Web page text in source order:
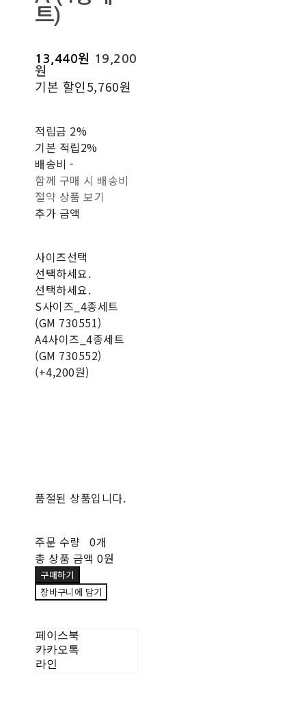
트)
13,440원
19,200
원
기본 할인5,760원
적립금 2%
기본 적립2%
배송비-
함께 구매 시 배송비
절약 상품 보기
추가 금액
사이즈선택
선택하세요.
선택하세요.
S사이즈_4종세트
(GM 730551)
A4사이즈_4종세트
(GM 730552)
(+4,200원)
품절된 상품입니다.
주문 수량 0개
총 상품 금액 0원
구매하기
장바구니에 담기
페이스북
카카오톡
라인